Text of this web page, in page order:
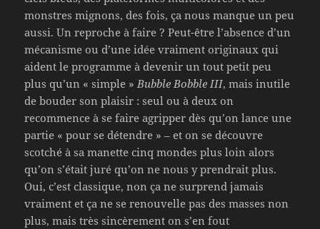
monstres mignons, des fois, ça nous manque un peu
aussi. Un reproche à faire ? Peut-être l’absence d’un
mécanisme ou d’une idée vraiment originaux qui
aident le programme à devenir un tout petit peu
plus qu’un « simple »Bubble Bobble III, mais inutile
de bouder son plaisir : seul ou à deux on
recommence à se faire agripper dès qu’on lance une
partie « pour se détendre » – et on se découvre
scotché à sa manette cinq mondes plus loin alors
qu’on s’était juré qu’on ne nous y prendrait plus.
Oui, c’est classique, non ça ne surprend jamais
vraiment et ça ne se renouvelle pas des masses non
plus, mais très sincèrement on s’en fout